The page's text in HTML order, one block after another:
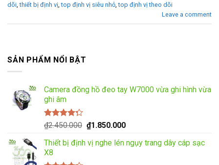
dõi ,thiết bị định vị ,top định vị siêu nhỏ ,top định vị theo dõi
Leave a comment
SẢN PHẨM NỔI BẬT
Camera đồng hồ đeo tay W7000 vừa ghi hình vừa
ghi âm
Được xếp
hạng
5 sao
₫2.450.000 Giá
là:
₫1.850.000Giá
tại
Thiết bị định vị nghe lén ngụy trang dây cáp sạc
X8